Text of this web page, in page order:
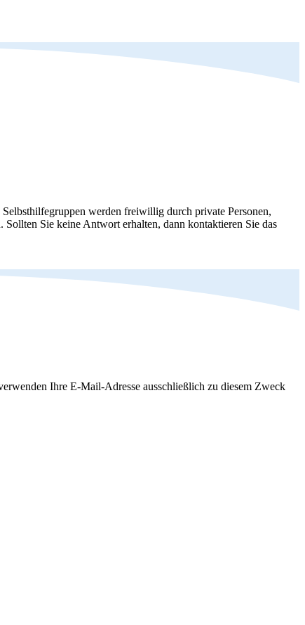
werden freiwillig durch private Personen,
Sie keine Antwort erhalten, dann kontaktieren Sie das
Ihre E-Mail-Adresse ausschließlich zu diesem Zweck